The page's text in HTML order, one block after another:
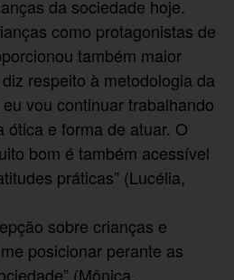
da sociedade hoje.
como protagonistas de
também maior
respeito à metodologia da
vou continuar trabalhando
ótica e forma de atuar. O
bom é também acessível
práticas” (Lucélia,
sobre crianças e
posicionar perante as
(Mônica,